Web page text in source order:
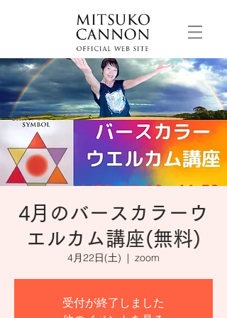
4月のバースカラーウ
エルカム講座(無料)
4月22日(土)
  |
zoom
受付が終了しました